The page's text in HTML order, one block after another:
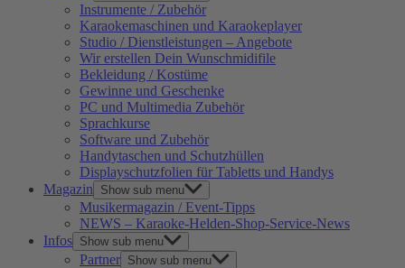
Instrumente / Zubehör
Karaokemaschinen und Karaokeplayer
Studio / Dienstleistungen – Angebote
Wir erstellen Dein Wunschmidifile
Bekleidung / Kostüme
Gewinne und Geschenke
PC und Multimedia Zubehör
Sprachkurse
Software und Zubehör
Handytaschen und Schutzhüllen
Displayschutzfolien für Tabletts und Handys
Magazin
Show sub menu
Musikermagazin / Event-Tipps
NEWS – Karaoke-Helden-Shop-Service-News
Infos Show sub menu
Partner Show sub menu